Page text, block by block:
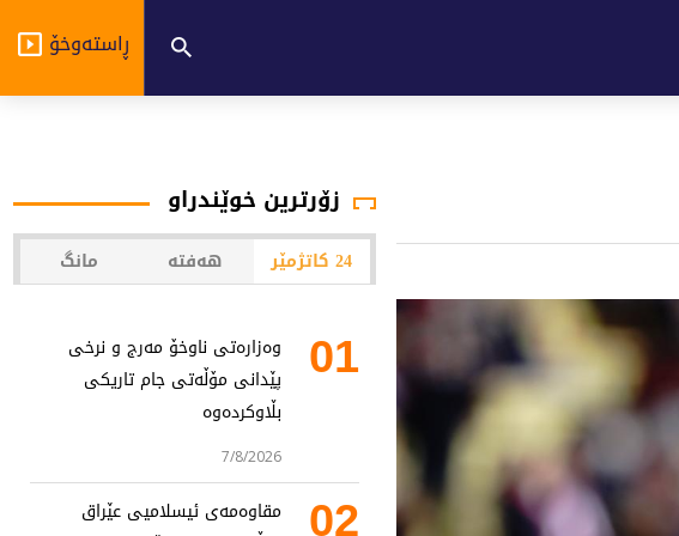
ڕاستەوخۆ
زۆرترین خوێندراو
24 کاتژمێر هەفتە مانگ
01
وەزارەتی ناوخۆ مەرج و نرخی
پێدانی مۆڵەتی جام تاریکی
بڵاوکردەوە
7/8/2026
02
مقاوەمەی ئیسلامیی عێراق